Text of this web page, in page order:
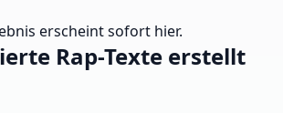
erscheint sofort hier.
Rap-Texte erstellt